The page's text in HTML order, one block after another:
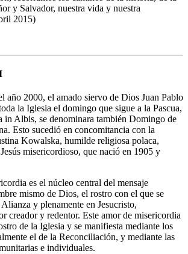
y Salvador, nuestra vida y nuestra
2015)
año 2000, el amado siervo de Dios Juan Pablo
la Iglesia el domingo que sigue a la Pascua,
in Albis, se denominara también Domingo de
Esto sucedió en concomitancia con la
Kowalska, humilde religiosa polaca,
misericordioso, que nació en 1905 y
es el núcleo central del mensaje
mismo de Dios, el rostro con el que se
y plenamente en Jesucristo,
creador y redentor. Este amor de misericordia
de la Iglesia y se manifiesta mediante los
el de la Reconciliación, y mediante las
e individuales.